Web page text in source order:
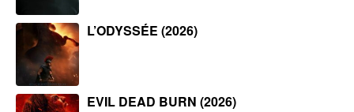
L’ODYSSÉE (2026)
EVIL DEAD BURN (2026)